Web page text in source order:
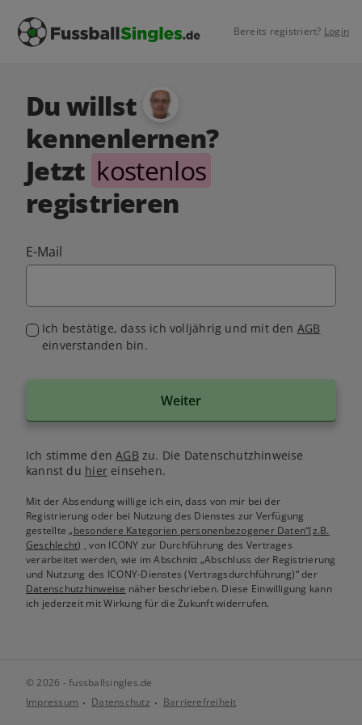
Bereits registriert? Login
Du willst
kennenlernen?
Jetzt kostenlos
registrieren
E-Mail
Ich bestätige, dass ich volljährig und mit den AGB
einverstanden bin.
Weiter
Ich stimme denAGB zu. Die Datenschutzhinweise
kannst du hiereinsehen.
Mit der Absendung willige ich ein, dass von mir bei der
Registrierung oder bei Nutzung des Dienstes zur Verfügung
gestellte„besondere Kategorien personenbezogener Daten“(z.B.
Geschlecht) , von ICONY zur Durchführung des Vertrages
verarbeitet werden, wie im Abschnitt „Abschluss der Registrierung
und Nutzung des ICONY-Dienstes (Vertragsdurchführung)“ der
Datenschutzhinweise näher beschrieben. Diese Einwilligung kann
ich jederzeit mit Wirkung für die Zukunft widerrufen.
© 2026 - fussballsingles.de
Impressum
Datenschutz Barrierefreiheit